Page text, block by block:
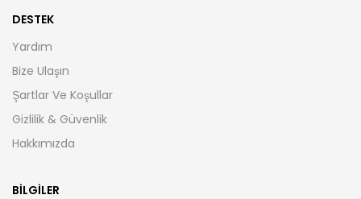
DESTEK
Yardım
Bize Ulaşın
Şartlar Ve Koşullar
Gizlilik & Güvenlik
Hakkımızda
BILGILER